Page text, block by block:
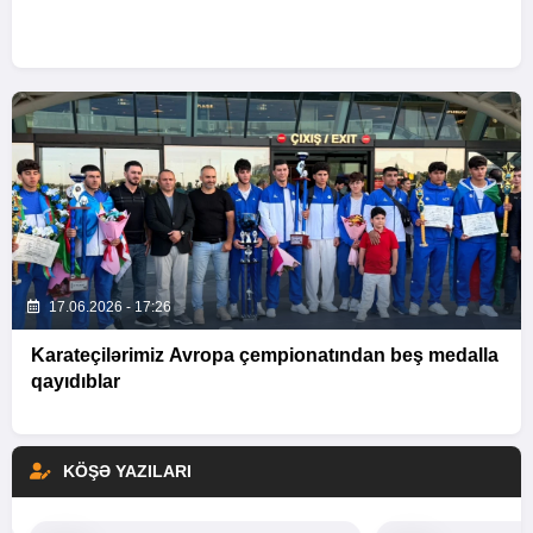
17.06.2026 - 17:26
Karateçilərimiz Avropa çempionatından beş medalla
qayıdıblar
KÖŞƏ YAZILARI